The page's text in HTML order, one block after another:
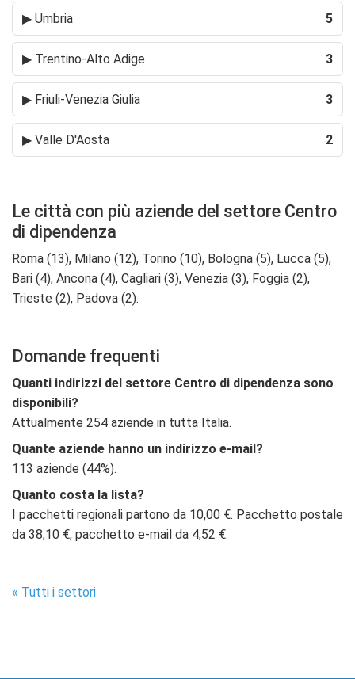
▶ Umbria 5
▶ Trentino-Alto Adige 3
▶ Friuli-Venezia Giulia 3
▶ Valle D'Aosta 2
Le città con più aziende del settore Centro
di dipendenza
Roma (13), Milano (12), Torino (10), Bologna (5), Lucca (5),
Bari (4), Ancona (4), Cagliari (3), Venezia (3), Foggia (2),
Trieste (2), Padova (2).
Domande frequenti
Quanti indirizzi del settore Centro di dipendenza sono
disponibili?
Attualmente 254 aziende in tutta Italia.
Quante aziende hanno un indirizzo e-mail?
113 aziende (44%).
Quanto costa la lista?
I pacchetti regionali partono da 10,00 €. Pacchetto postale
da 38,10 €, pacchetto e-mail da 4,52 €.
« Tutti i settori